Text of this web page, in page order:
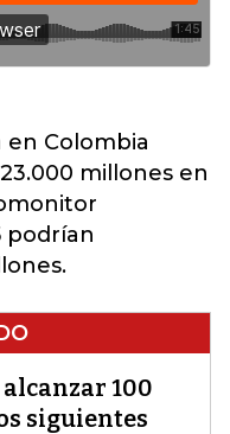
en Colombia
millones en
podrían
100
siguientes